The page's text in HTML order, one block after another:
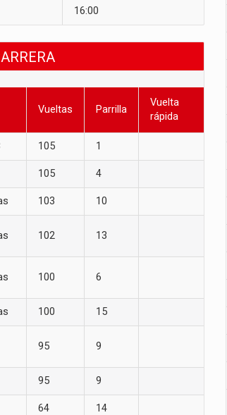
16:00
Vueltas Parrilla
Vuelta
rápida
105 1
105 4
103 10
102 13
100 6
100 15
95 9
95 9
64 14